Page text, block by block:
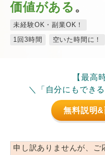
価値がある 。
未経験OK・副業OK！
1回3時間
空いた時間に！
【最高
＼「自分にもでき
無料説明
申し訳ありませんが、ご